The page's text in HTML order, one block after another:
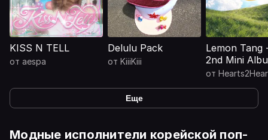
KISS N TELL
от aespa
Delulu Pack
от KiiiKiii
Lemon Tang
2nd Mini
от
Еще
Модные исполнители корейской поп-